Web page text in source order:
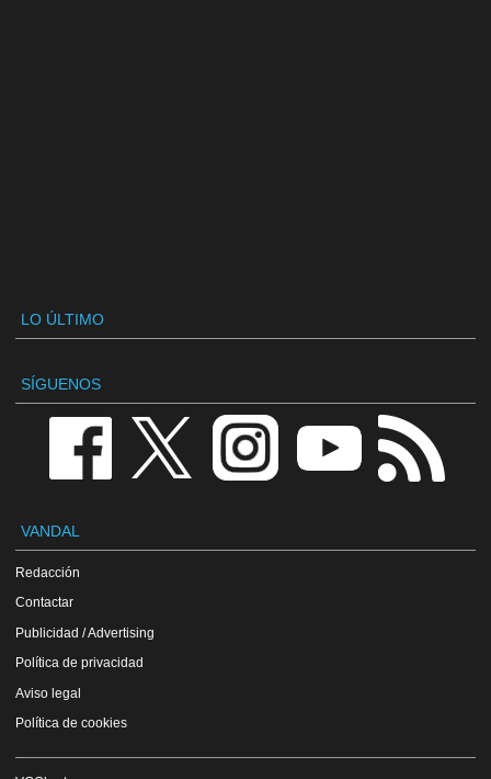
LO ÚLTIMO
SÍGUENOS
VANDAL
Redacción
Contactar
Publicidad / Advertising
Política de privacidad
Aviso legal
Política de cookies